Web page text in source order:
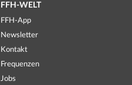
FFH-WELT
FFH-App
Newsletter
Kontakt
Frequenzen
Jobs